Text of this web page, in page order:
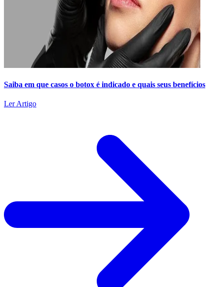
Saiba em que casos o botox é indicado e quais seus benefícios
Ler Artigo